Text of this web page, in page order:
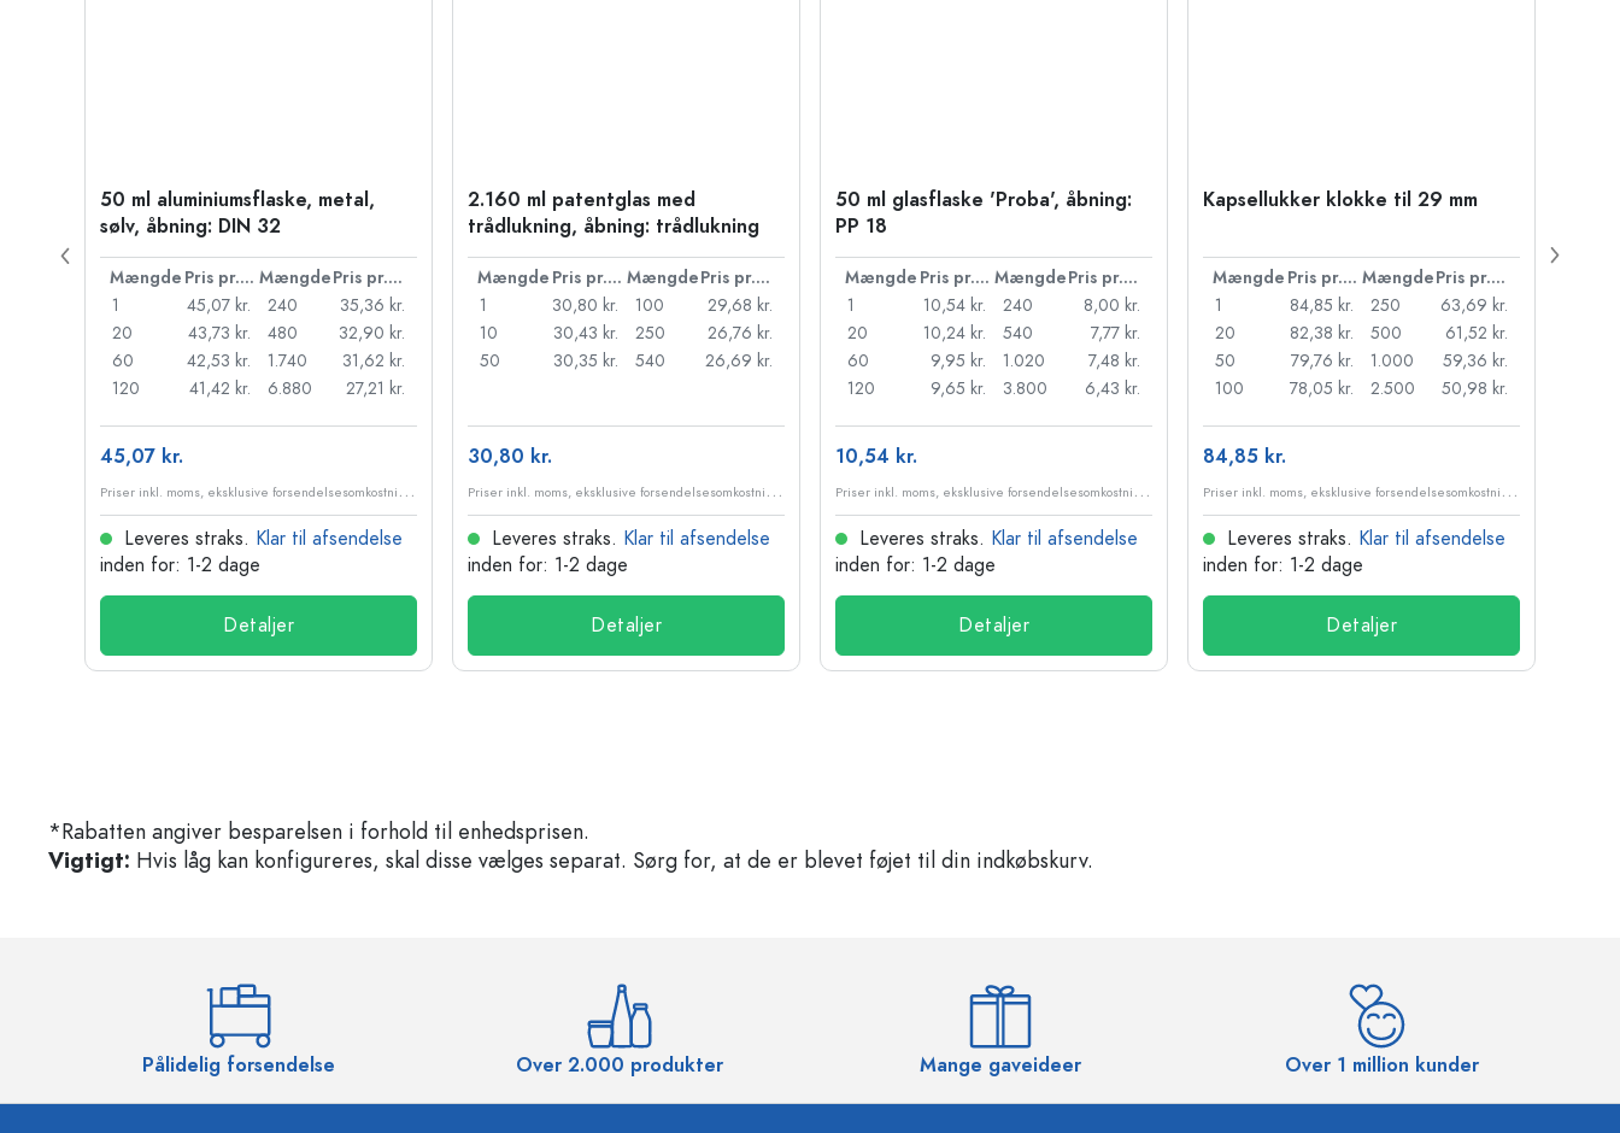
50 ml aluminiumsflaske, metal,
sølv, åbning: DIN 32
Mængde Pris pr. stk. Mængde
Pris pr. stk.
1
45,07 kr.
20
43,73 kr.
60
42,53 kr.
120
41,42 kr.
240
35,36 kr.
480
32,90 kr.
1.740
31,62 kr.
6.880
27,21 kr.
45,07 kr.
P
riser inkl. moms, eksklusive forsendelsesomkostninger
Leveres straks. Klar til afsendelse
inden for: 1-2 dage
Detaljer
2.160 ml patentglas med
trådlukning, åbning: trådlukning
Mængde Pris pr. stk. Mængde
Pris pr. stk.
1
30,80 kr.
10
30,43 kr.
50
30,35 kr.
100
29,68 kr.
250
26,76 kr.
540
26,69 kr.
30,80 kr.
P
riser inkl. moms, eksklusive forsendelsesomkostninger
Leveres straks. Klar til afsendelse
inden for: 1-2 dage
Detaljer
50 ml glasflaske 'Proba', åbning:
PP 18
Mængde Pris pr. stk. Mængde
Pris pr. stk.
1
10,54 kr.
20
10,24 kr.
60
9,95 kr.
120
9,65 kr.
240
8,00 kr.
540
7,77 kr.
1.020
7,48 kr.
3.800
6,43 kr.
10,54 kr.
P
riser inkl. moms, eksklusive forsendelsesomkostninger
Leveres straks. Klar til afsendelse
inden for: 1-2 dage
Detaljer
Kapsellukker klokke til 29 mm
Mængde Pris pr. stk. Mængde
Pris pr. stk.
1
84,85 kr.
20
82,38 kr.
50
79,76 kr.
100
78,05 kr.
250
63,69 kr.
500
61,52 kr.
1.000
59,36 kr.
2.500
50,98 kr.
84,85 kr.
P
riser inkl. moms, eksklusive forsendelsesomkostninger
Leveres straks. Klar til afsendelse
inden for: 1-2 dage
Detaljer
*Rabatten angiver besparelsen i forhold til enhedsprisen.
Vigtigt: Hvis låg kan konfigureres, skal disse vælges separat. Sørg for, at de er blevet føjet til din indkøbskurv.
Pålidelig forsendelse Over 2.000 produkter Mange gaveideer Over 1 million kunder